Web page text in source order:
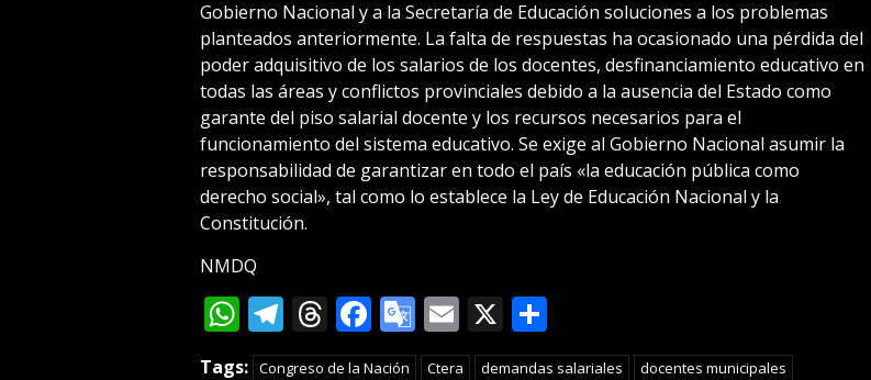
Gobierno Nacional y a la Secretaría de Educación soluciones a los problemas
planteados anteriormente. La falta de respuestas ha ocasionado una pérdida del
poder adquisitivo de los salarios de los docentes, desfinanciamiento educativo en
todas las áreas y conflictos provinciales debido a la ausencia del Estado como
garante del piso salarial docente y los recursos necesarios para el
funcionamiento del sistema educativo. Se exige al Gobierno Nacional asumir la
responsabilidad de garantizar en todo el país «la educación pública como
derecho social», tal como lo establece la Ley de Educación Nacional y la
Constitución.
NMDQ
WhatsApp
Telegram
Threads
Facebook
Google
Translate
Email
X Compartir
Tags: Congreso de la Nación Ctera demandas salariales
docentes municipales